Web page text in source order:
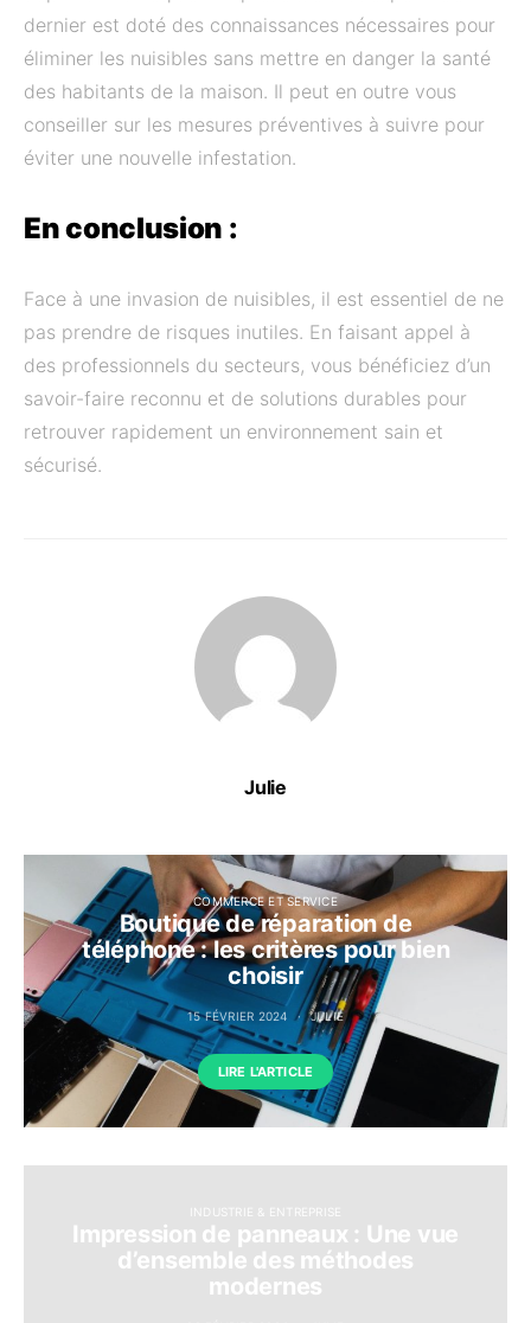
dernier est doté des connaissances nécessaires pour
éliminer les nuisibles sans mettre en danger la santé
des habitants de la maison. Il peut en outre vous
conseiller sur les mesures préventives à suivre pour
éviter une nouvelle infestation.
En conclusion :
Face à une invasion de nuisibles, il est essentiel de ne
pas prendre de risques inutiles. En faisant appel à
des professionnels du secteurs, vous bénéficiez d’un
savoir-faire reconnu et de solutions durables pour
retrouver rapidement un environnement sain et
sécurisé.
Julie
COMMERCE ET SERVICE
Boutique de réparation de
téléphone : les critères pour bien
choisir
15 FÉVRIER 2024 JULIE
LIRE L'ARTICLE
INDUSTRIE & ENTREPRISE
Impression de panneaux : Une vue
d’ensemble des méthodes
modernes